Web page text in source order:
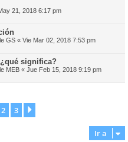
21, 2018 6:17 pm
GS « Vie Mar 02, 2018 7:53 pm
significa?
MEB « Jue Feb 15, 2018 9:19 pm
2 3
Ir a